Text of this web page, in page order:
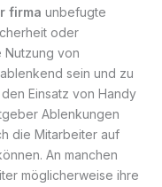
firma unbefugte
oder
Nutzung von
sein und zu
Einsatz von Handy
Ablenkungen
die Mitarbeiter auf
An manchen
möglicherweise ihre